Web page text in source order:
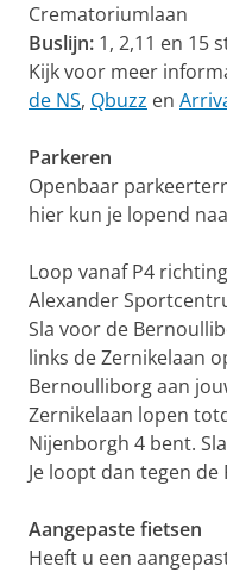
Crematoriumlaan
Buslijn: 1, 2,11 en 15
Kijk voor meer
de NS, Qbuzz en
Parkeren
Openbaar
hier kun je lopend
Loop vanaf P4
Alexander
Sla voor de
links de Zernikelaan
Bernoulliborg aan
Zernikelaan lopen
Nijenborgh 4 bent.
Je loopt dan tegen de
Aangepaste fietsen
Heeft u een